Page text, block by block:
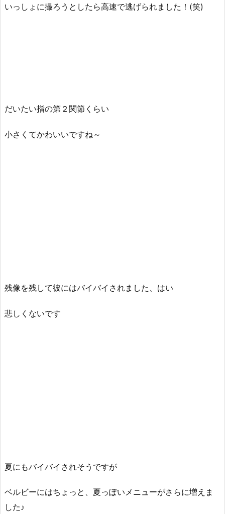
いっしょに撮ろうとしたら高速で逃げられました！(笑)
だいたい指の第２関節くらい
小さくてかわいいですね～
残像を残して彼にはバイバイされました、はい
悲しくないです
夏にもバイバイされそうですが
ベルビーにはちょっと、夏っぽいメニューがさらに増えま
した♪